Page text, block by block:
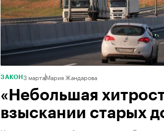
ЗАКОН 3 мартаМария Жандарова
«Небольшая
взыскании старых